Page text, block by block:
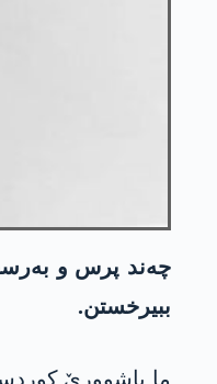
چەند پرس و
ببیرخستن.
ما باشوورێ